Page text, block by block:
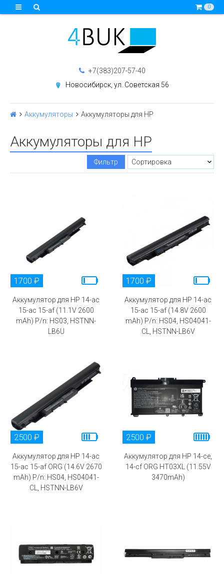
0
+7(383)207-57-40
Новосибирск, ул. Советская 56
Аккумуляторы Аккумуляторы для HP
Аккумуляторы для HP
Фильтр
1700 ₽
Аккумулятор для HP 14-ac
15-ac 15-af (11.1V 2600
mAh) P/n: HS03, HSTNN-
LB6U
1700 ₽
Аккумулятор для HP 14-ac
15-ac 15-af (14.8V 2600
mAh) P/n: HS04, HS04041-
CL, HSTNN-LB6V
2500 ₽
Аккумулятор для HP 14-ac
15-ac 15-af ORG (14.6V 2670
mAh) P/n: HS04, HS04041-
CL, HSTNN-LB6V
2500 ₽
Аккумулятор для HP 14-ce,
14-cf ORG HT03XL (11.55V
3470mAh)